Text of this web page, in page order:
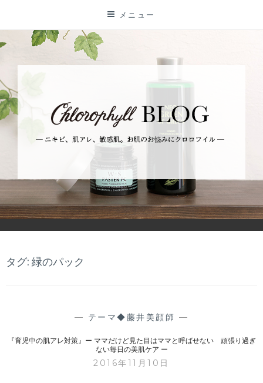
テ
に
ス
キ
メニュー
BLOG
ーニキビ、肌アレ、敏感肌。お肌のお悩みにクロロフイルー
タグ: 緑のパック
— テーマ◆藤井美顔師 —
『育児中の肌アレ対策』ー ママだけど見た目はママと呼ばせない 頑張り過ぎ
ない毎日の美肌ケア ー
2016年11月10日